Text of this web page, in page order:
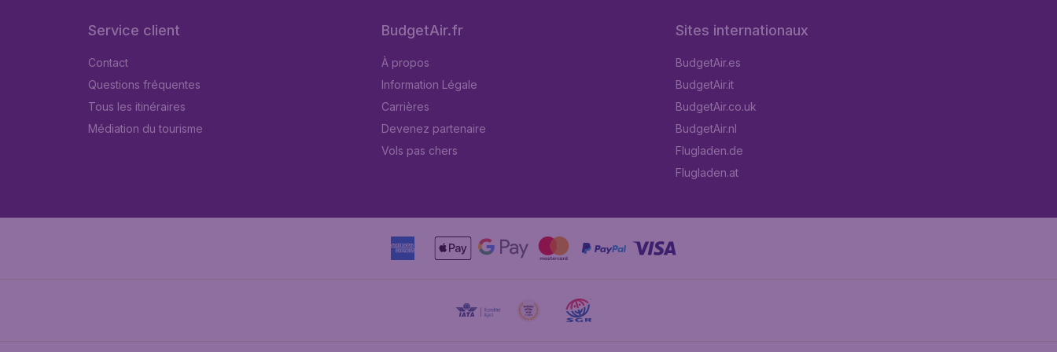
Service client
Contact
Questions fréquentes
Tous les itinéraires
Médiation du tourisme
BudgetAir.fr
À propos
Information Légale
Carrières
Devenez partenaire
Vols pas chers
Sites internationaux
BudgetAir.es
BudgetAir.it
BudgetAir.co.uk
BudgetAir.nl
Flugladen.de
Flugladen.at